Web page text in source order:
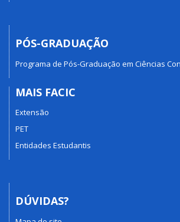
PÓS-GRADUAÇÃO
Programa de Pós-Graduação em Ciências
MAIS FACIC
Extensão
PET
Entidades Estudantis
DÚVIDAS?